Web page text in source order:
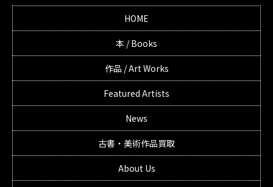
HOME
本 / Books
作品 / Art Works
Featured Artists
News
古書・美術作品買取
About Us